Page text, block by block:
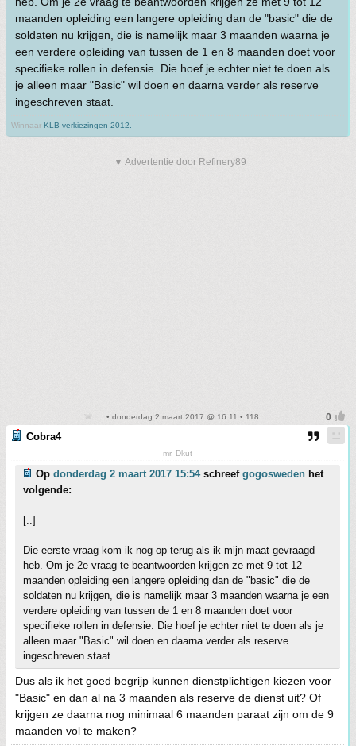
maanden opleiding een langere opleiding dan de "basic" die de
soldaten nu krijgen, die is namelijk maar 3 maanden waarna je
een verdere opleiding van tussen de 1 en 8 maanden doet voor
specifieke rollen in defensie. Die hoef je echter niet te doen als
je alleen maar "Basic" wil doen en daarna verder als reserve
ingeschreven staat.
Winnaar KLB verkiezingen 2012.
▼ Advertentie door Refinery89
• donderdag 2 maart 2017 @ 16:11 • 118
Cobra4
mr. Dkut
Op donderdag 2 maart 2017 15:54schreef gogosweden het
volgende:
[..]
Die eerste vraag kom ik nog op terug als ik mijn maat gevraagd
heb. Om je 2e vraag te beantwoorden krijgen ze met 9 tot 12
maanden opleiding een langere opleiding dan de "basic" die de
soldaten nu krijgen, die is namelijk maar 3 maanden waarna je een
verdere opleiding van tussen de 1 en 8 maanden doet voor
specifieke rollen in defensie. Die hoef je echter niet te doen als je
alleen maar "Basic" wil doen en daarna verder als reserve
ingeschreven staat.
Dus als ik het goed begrijp kunnen dienstplichtigen kiezen voor
"Basic" en dan al na 3 maanden als reserve de dienst uit? Of
krijgen ze daarna nog minimaal 6 maanden paraat zijn om de 9
maanden vol te maken?